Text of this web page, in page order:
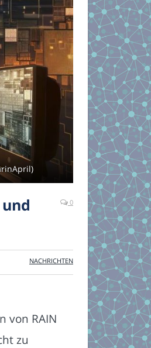
0
NACHRICHTEN
von RAIN
zu